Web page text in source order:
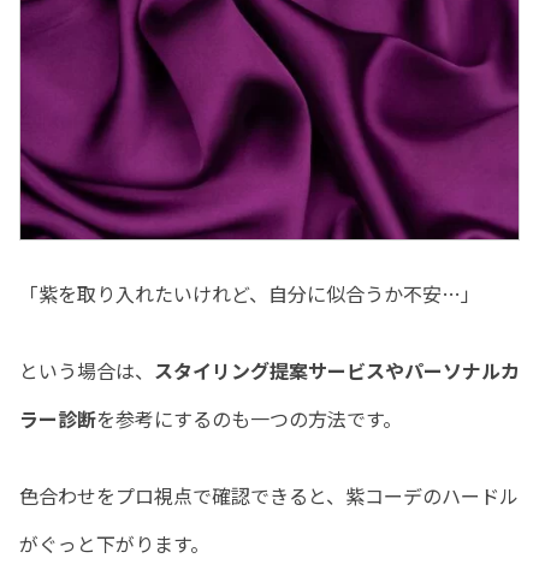
「紫を取り入れたいけれど、自分に似合うか不安…」
という場合は、 スタイリング提案サービスやパーソナルカ
ラー診断を参考にするのも一つの方法です。
色合わせをプロ視点で確認できると、紫コーデのハードル
がぐっと下がります。